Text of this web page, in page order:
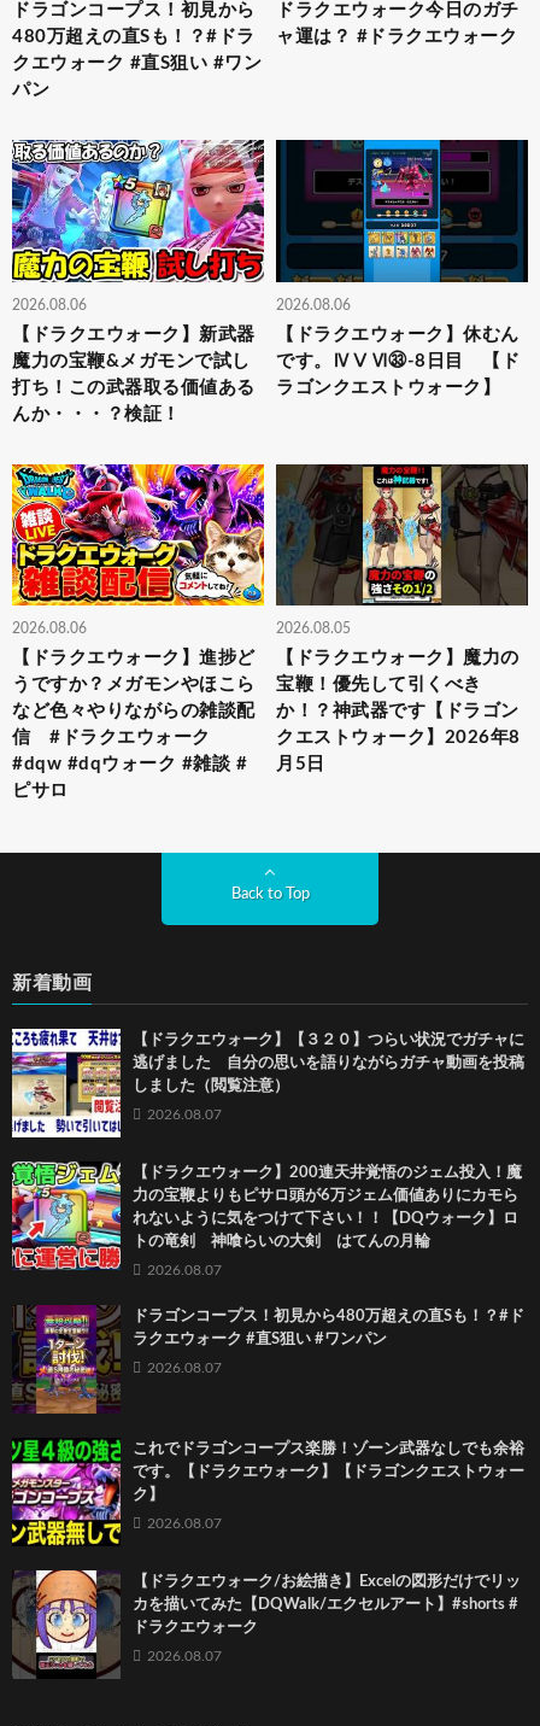
ドラゴンコープス！初見から
480万超えの直Sも！？#ドラ
クエウォーク #直S狙い #ワン
パン
ドラクエウォーク今日のガチ
ャ運は？ #ドラクエウォーク
2026.08.06
【ドラクエウォーク】新武器
魔力の宝鞭&メガモンで試し
打ち！この武器取る価値ある
んか・・・？検証！
2026.08.06
【ドラクエウォーク】休むん
です。ⅣⅤⅥ㉝-8日目 【ド
ラゴンクエストウォーク】
2026.08.06
【ドラクエウォーク】進捗ど
うですか？メガモンやほこら
など色々やりながらの雑談配
信 #ドラクエウォーク
#dqw #dqウォーク #雑談 #
ピサロ
2026.08.05
【ドラクエウォーク】魔力の
宝鞭！優先して引くべき
か！？神武器です【ドラゴン
クエストウォーク】2026年8
月5日
Back to Top
新着動画
【ドラクエウォーク】【３２０】つらい状況でガチャに
逃げました 自分の思いを語りながらガチャ動画を投稿
しました（閲覧注意）
2026.08.07
【ドラクエウォーク】200連天井覚悟のジェム投入！魔
力の宝鞭よりもピサロ頭が6万ジェム価値ありにカモら
れないように気をつけて下さい！！【DQウォーク】ロ
トの竜剣 神喰らいの大剣 はてんの月輪
2026.08.07
ドラゴンコープス！初見から480万超えの直Sも！？#ド
ラクエウォーク #直S狙い #ワンパン
2026.08.07
これでドラゴンコープス楽勝！ゾーン武器なしでも余裕
です。【ドラクエウォーク】【ドラゴンクエストウォー
ク】
2026.08.07
【ドラクエウォーク/お絵描き】Excelの図形だけでリッ
カを描いてみた【DQWalk/エクセルアート】#shorts #
ドラクエウォーク
2026.08.07